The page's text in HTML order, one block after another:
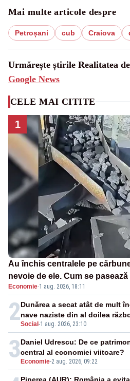
Mai multe articole despre
Petroșani cub Craiova
Urmărește știrile Realitatea
Google News
CELE MAI CITITE
1
Au închis centralele pe
nevoie de ele. Cum se
energetică
Economie·1 aug. 2026, 18:11
2Social-1 aug. 2026, 23:10
Dunărea a secat atât de mult
nave naziste din al doilea
3Economie-2 aug. 2026, 09:22
Daniel Udrescu: De ce
central al economiei viitoare?
Piperea (AUR): România a